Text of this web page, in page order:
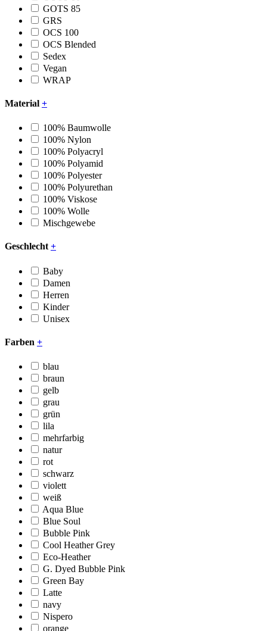
GOTS 85
GRS
OCS 100
OCS Blended
Sedex
Vegan
WRAP
Material +
100% Baumwolle
100% Nylon
100% Polyacryl
100% Polyamid
100% Polyester
100% Polyurethan
100% Viskose
100% Wolle
Mischgewebe
Geschlecht +
Baby
Damen
Herren
Kinder
Unisex
Farben +
blau
braun
gelb
grau
grün
lila
mehrfarbig
natur
rot
schwarz
violett
weiß
Aqua Blue
Blue Soul
Bubble Pink
Cool Heather Grey
Eco-Heather
G. Dyed Bubble Pink
Green Bay
Latte
navy
Nispero
orange